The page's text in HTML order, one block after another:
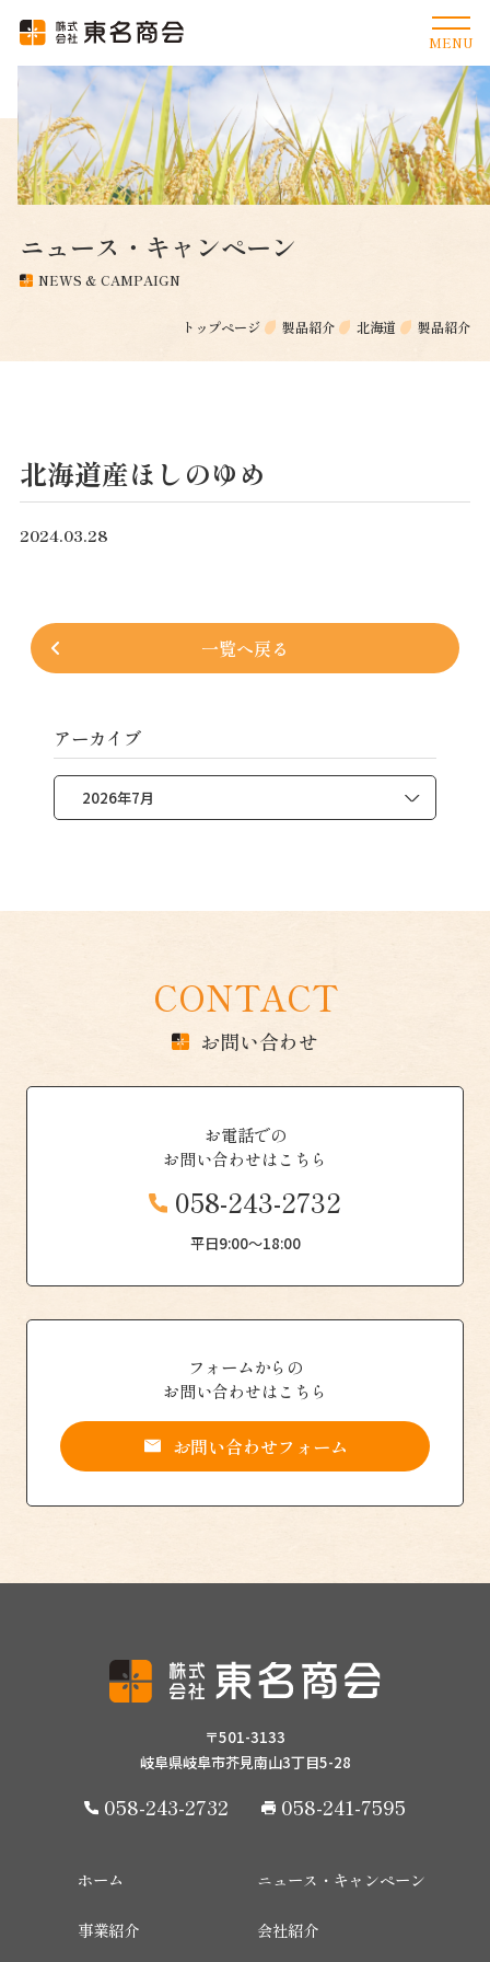
ニュース・キャンペーン
NEWS & CAMPAIGN
トップページ 製品紹介 北海道 製品紹介
北海道産ほしのゆめ
2024.03.28
一覧へ戻る
アーカイブ
CONTACT
お問い合わせ
お電話での
お問い合わせはこちら
058-243-2732
平日9:00〜18:00
フォームからの
お問い合わせはこちら
お問い合わせフォーム
〒501-3133
岐阜県岐阜市芥見南山3丁目5-28
058-243-2732 058-241-7595
ホーム
事業紹介
ニュース・キャンペーン
会社紹介